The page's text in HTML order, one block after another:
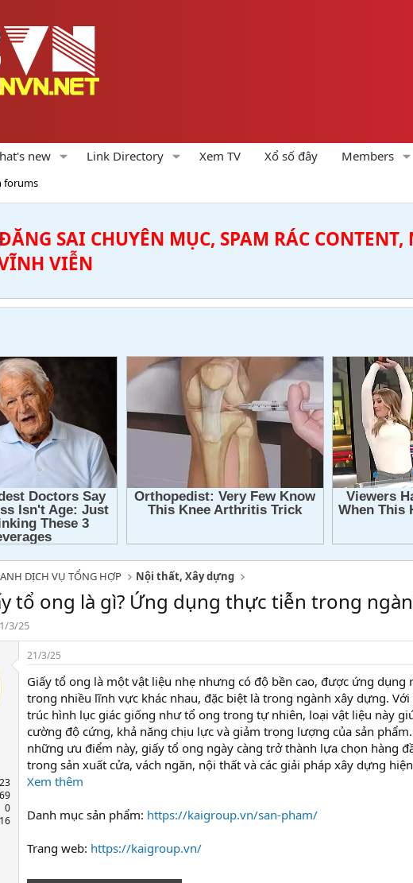
new Link Directory Xem TV Xổ số đây Members
forums
SAI CHUYÊN MỤC, SPAM RÁC
VIỄN
DỊCH VỤ TỔNG HỢP Nội thất, Xây dựng
tổ ong là gì? Ứng dụng thực tiễn trong
3/25
0
16
21/3/25
Giấy tổ ong là một vật liệu nhẹ nhưng có độ bền cao, được ứng dụng
trong nhiều lĩnh vực khác nhau, đặc biệt là trong ngành xây dựng. Với
trúc hình lục giác giống như tổ ong trong tự nhiên, loại vật liệu này
cường độ cứng, khả năng chịu lực và giảm trọng lượng của sản
những ưu điểm này, giấy tổ ong ngày càng trở thành lựa chọn hàng
trong sản xuất cửa, vách ngăn, nội thất và các giải pháp xây dựng
Xem thêm
Danh mục sản phẩm: https://kaigroup.vn/san-pham/
Trang web: https://kaigroup.vn/